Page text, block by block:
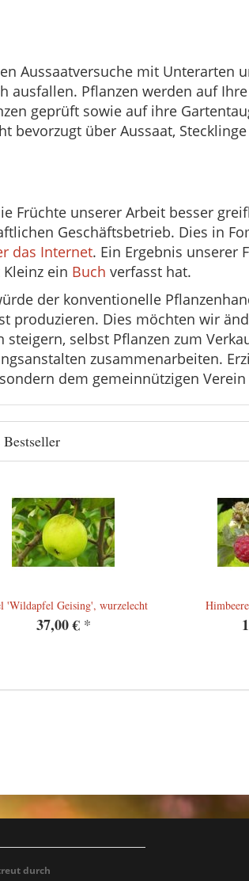
Aussaatversuche mit Unterarten
ausfallen. Pflanzen werden auf
geprüft sowie auf ihre
bevorzugt über Aussaat,
Früchte unserer Arbeit besser
Geschäftsbetrieb. Dies in
das Internet. Ein Ergebnis unserer
ein Buch verfasst hat.
der konventionelle
produzieren. Dies möchten wir
steigern, selbst Pflanzen zum
zusammenarbeiten.
dem gemeinnützigen
Bestseller
'Wildapfel Geising', wurzelecht
37,00 € *
durch